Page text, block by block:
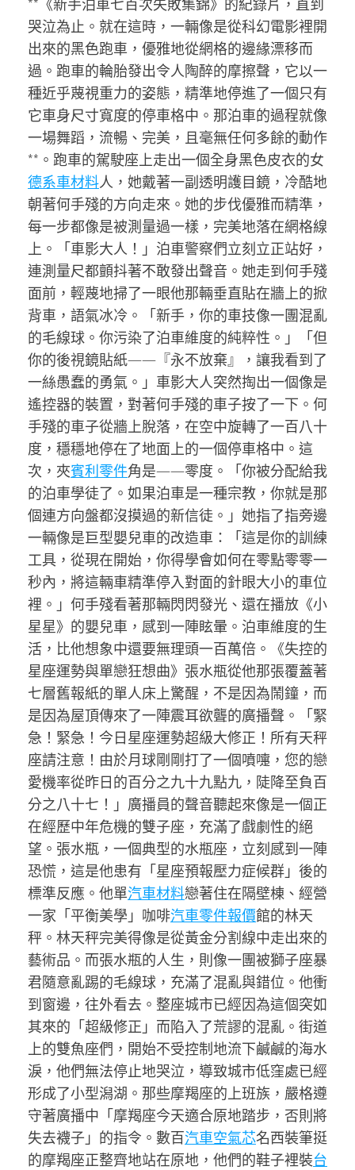
**《新手泊車七百次失敗集錦》的紀錄片，直到
哭泣為止。就在這時，一輛像是從科幻電影裡開
出來的黑色跑車，優雅地從網格的邊緣漂移而
過。跑車的輪胎發出令人陶醉的摩擦聲，它以一
種近乎蔑視重力的姿態，精準地停進了一個只有
它車身尺寸寬度的停車格中。那泊車的過程就像
一場舞蹈，流暢、完美，且毫無任何多餘的動作
**。跑車的駕駛座上走出一個全身黑色皮衣的女
德系車材料人，她戴著一副透明護目鏡，冷酷地
朝著何手殘的方向走來。她的步伐優雅而精準，
每一步都像是被測量過一樣，完美地落在網格線
上。「車影大人！」泊車警察們立刻立正站好，
連測量尺都顫抖著不敢發出聲音。她走到何手殘
面前，輕蔑地掃了一眼他那輛垂直貼在牆上的掀
背車，語氣冰冷。「新手，你的車技像一團混亂
的毛線球。你污染了泊車維度的純粹性。」「但
你的後視鏡貼紙——『永不放棄』，讓我看到了
一絲愚蠢的勇氣。」車影大人突然掏出一個像是
遙控器的裝置，對著何手殘的車子按了一下。何
手殘的車子從牆上脫落，在空中旋轉了一百八十
度，穩穩地停在了地面上的一個停車格中。這
次，夾賓利零件角是——零度。「你被分配給我
的泊車學徒了。如果泊車是一種宗教，你就是那
個連方向盤都沒摸過的新信徒。」她指了指旁邊
一輛像是巨型嬰兒車的改造車：「這是你的訓練
工具，從現在開始，你得學會如何在零點零零一
秒內，將這輛車精準停入對面的針眼大小的車位
裡。」何手殘看著那輛閃閃發光、還在播放《小
星星》的嬰兒車，感到一陣眩暈。泊車維度的生
活，比他想象中還要無理頭一百萬倍。《失控的
星座運勢與單戀狂想曲》張水瓶從他那張覆蓋著
七層舊報紙的單人床上驚醒，不是因為鬧鐘，而
是因為屋頂傳來了一陣震耳欲聾的廣播聲。「緊
急！緊急！今日星座運勢超級大修正！所有天秤
座請注意！由於月球剛剛打了一個噴嚏，您的戀
愛機率從昨日的百分之九十九點九，陡降至負百
分之八十七！」廣播員的聲音聽起來像是一個正
在經歷中年危機的雙子座，充滿了戲劇性的絕
望。張水瓶，一個典型的水瓶座，立刻感到一陣
恐慌，這是他患有「星座預報壓力症候群」後的
標準反應。他單汽車材料戀著住在隔壁棟、經營
一家「平衡美學」咖啡汽車零件報價館的林天
秤。林天秤完美得像是從黃金分割線中走出來的
藝術品。而張水瓶的人生，則像一團被獅子座暴
君隨意亂踢的毛線球，充滿了混亂與錯位。他衝
到窗邊，往外看去。整座城市已經因為這個突如
其來的「超級修正」而陷入了荒謬的混亂。街道
上的雙魚座們，開始不受控制地流下鹹鹹的海水
淚，他們無法停止地哭泣，導致城市低窪處已經
形成了小型潟湖。那些摩羯座的上班族，嚴格遵
守著廣播中「摩羯座今天適合原地踏步，否則將
失去襪子」的指令。數百汽車空氣芯名西裝筆挺
的摩羯座正整齊地站在原地，他們的鞋子裡裝台